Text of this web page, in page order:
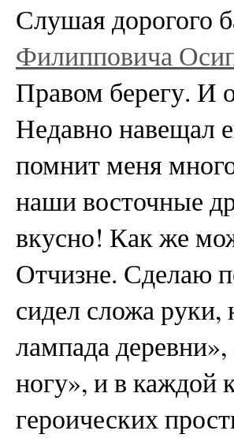
Слушая дорогого
Филипповича
Правом берегу. И
Недавно навещал
помнит меня
наши восточные
вкусно! Как же
Отчизне. Сделаю
сидел сложа
лампада
ногу», и в каждой
героических